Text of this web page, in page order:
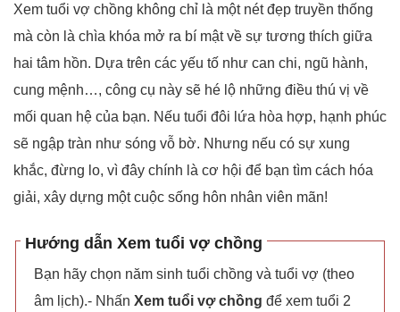
Xem tuổi vợ chồng không chỉ là một nét đẹp truyền thống
mà còn là chìa khóa mở ra bí mật về sự tương thích giữa
hai tâm hồn. Dựa trên các yếu tố như can chi, ngũ hành,
cung mệnh…, công cụ này sẽ hé lộ những điều thú vị về
mối quan hệ của bạn. Nếu tuổi đôi lứa hòa hợp, hạnh phúc
sẽ ngập tràn như sóng vỗ bờ. Nhưng nếu có sự xung
khắc, đừng lo, vì đây chính là cơ hội để bạn tìm cách hóa
giải, xây dựng một cuộc sống hôn nhân viên mãn!
Hướng dẫn Xem tuổi vợ chồng
Bạn hãy chọn năm sinh tuổi chồng và tuổi vợ (theo
âm lịch).- Nhấn Xem tuổi vợ chồng để xem tuổi 2